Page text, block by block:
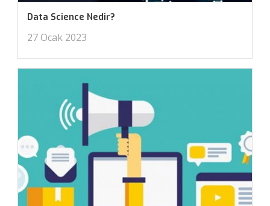
Data Science Nedir?
27 Ocak 2023